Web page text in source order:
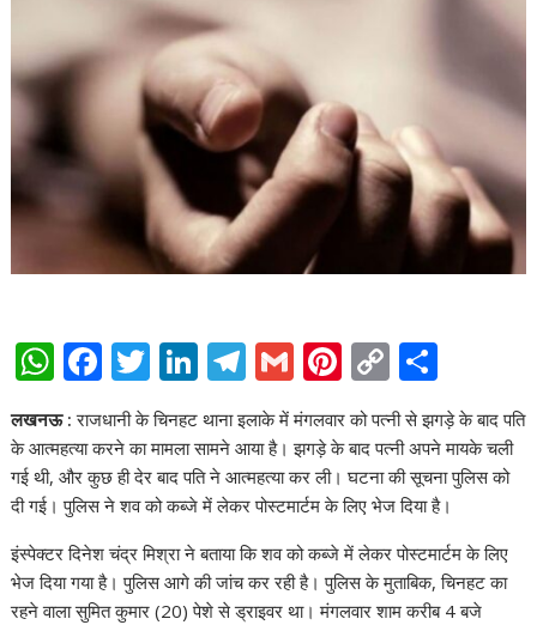
W
at
s
A
p
p
F
ac
e
b
o
o
k
T
w
itt
er
Li
k
e
dI
n
T
el
e
gr
a
m
G
m
ai
l
Pi
nt
er
e
st
C
o
p
y
Li
n
k
h
ar
e
लखनऊ : राजधानी के चिनहट थाना इलाके में मंगलवार को पत्नी से झगड़े के बाद पति
के आत्महत्या करने का मामला सामने आया है। झगड़े के बाद पत्नी अपने मायके चली
गई थी, और कुछ ही देर बाद पति ने आत्महत्या कर ली। घटना की सूचना पुलिस को
दी गई। पुलिस ने शव को कब्जे में लेकर पोस्टमार्टम के लिए भेज दिया है।
इंस्पेक्टर दिनेश चंद्र मिश्रा ने बताया कि शव को कब्जे में लेकर पोस्टमार्टम के लिए
भेज दिया गया है। पुलिस आगे की जांच कर रही है। पुलिस के मुताबिक, चिनहट का
रहने वाला सुमित कुमार (20) पेशे से ड्राइवर था। मंगलवार शाम करीब 4 बजे